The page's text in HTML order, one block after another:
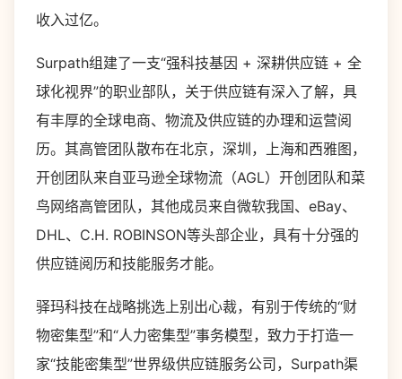
收入过亿。
Surpath组建了一支“强科技基因 + 深耕供应链 + 全
球化视界”的职业部队，关于供应链有深入了解，具
有丰厚的全球电商、物流及供应链的办理和运营阅
历。其高管团队散布在北京，深圳，上海和西雅图，
开创团队来自亚马逊全球物流（AGL）开创团队和菜
鸟网络高管团队，其他成员来自微软我国、eBay、
DHL、C.H. ROBINSON等头部企业，具有十分强的
供应链阅历和技能服务才能。
驿玛科技在战略挑选上别出心裁，有别于传统的“财
物密集型”和“人力密集型”事务模型，致力于打造一
家“技能密集型”世界级供应链服务公司，Surpath渠